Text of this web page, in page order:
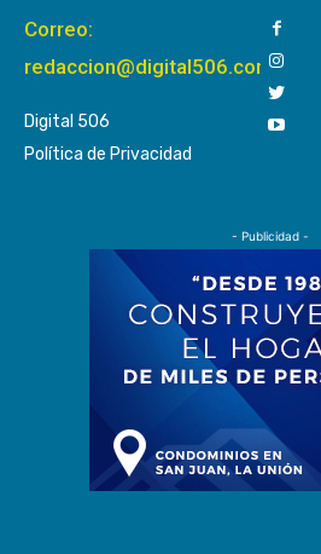
Correo:
redaccion@digital506.com
Digital 506
Política de Privacidad
- Publicidad -